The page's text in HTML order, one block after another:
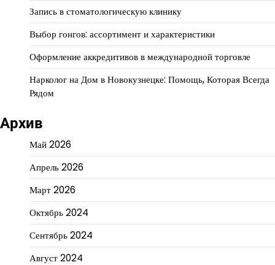
Запись в стоматологическую клинику
Выбор гонгов: ассортимент и характеристики
Оформление аккредитивов в международной торговле
Нарколог на Дом в Новокузнецке: Помощь, Которая Всегда
Рядом
Архив
Май 2026
Апрель 2026
Март 2026
Октябрь 2024
Сентябрь 2024
Август 2024